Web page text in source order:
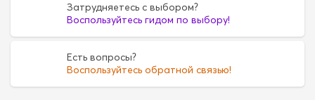
Затрудняетесь с выбором?
Воспользуйтесь гидом по выбору!
Есть вопросы?
Воспользуйтесь обратной связью!